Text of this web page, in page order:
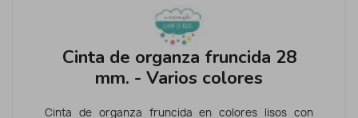
Cinta de organza fruncida 28
mm. - Varios colores
Cinta de organza fruncida en colores lisos con